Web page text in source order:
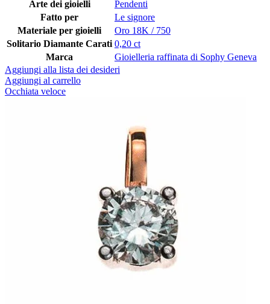
Arte dei gioielli
Pendenti
Fatto per
Le signore
Materiale per gioielli
Oro 18K / 750
Solitario Diamante Carati 0,20 ct
Marca
Gioielleria raffinata di Sophy Geneva
Aggiungi alla lista dei desideri
Aggiungi al carrello
Occhiata veloce